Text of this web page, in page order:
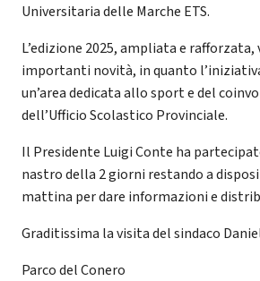
Universitaria delle Marche ETS.
L’edizione 2025, ampliata e rafforzata,
importanti novità, in quanto
un’area dedicata allo sport e del
dell’Ufficio Scolastico Provinciale.
Il Presidente Luigi Conte ha
nastro della 2 giorni restando a
mattina per dare informazioni e
Graditissima la visita del sindaco
Parco del Conero